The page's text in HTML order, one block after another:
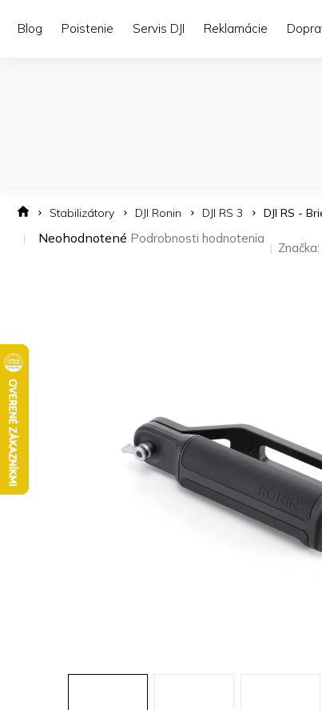
Blog Poistenie Servis DJI Reklamácie
Stabilizátory DJI Ronin DJI RS 3 DJI RS -
Priemerné
Neohodnotené Podrobnosti hodnotenia
Značka: